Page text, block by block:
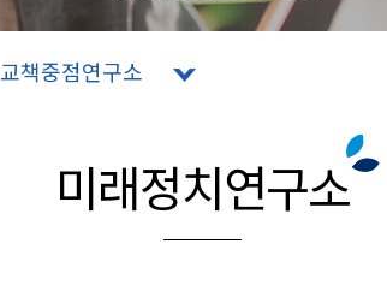
교책중점연구소
미래정치연구소